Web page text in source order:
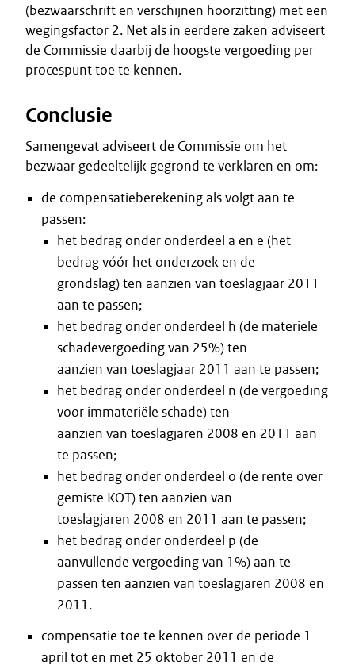
(bezwaarschrift en verschijnen hoorzitting) met een
wegingsfactor 2. Net als in eerdere zaken adviseert
de Commissie daarbij de hoogste vergoeding per
procespunt toe te kennen.
Conclusie
Samengevat adviseert de Commissie om het
bezwaar gedeeltelijk gegrond te verklaren en om:
de compensatieberekening als volgt aan te
passen:
het bedrag onder onderdeel a en e (het
bedrag vóór het onderzoek en de
grondslag) ten aanzien van toeslagjaar 2011
aan te passen;
het bedrag onder onderdeel h (de materiele
schadevergoeding van 25%) ten
aanzien van toeslagjaar 2011 aan te passen;
het bedrag onder onderdeel n (de vergoeding
voor immateriële schade) ten
aanzien van toeslagjaren 2008 en 2011 aan
te passen;
het bedrag onder onderdeel o (de rente over
gemiste KOT) ten aanzien van
toeslagjaren 2008 en 2011 aan te passen;
het bedrag onder onderdeel p (de
aanvullende vergoeding van 1%) aan te
passen ten aanzien van toeslagjaren 2008 en
2011.
compensatie toe te kennen over de periode 1
april tot en met 25 oktober 2011 en de